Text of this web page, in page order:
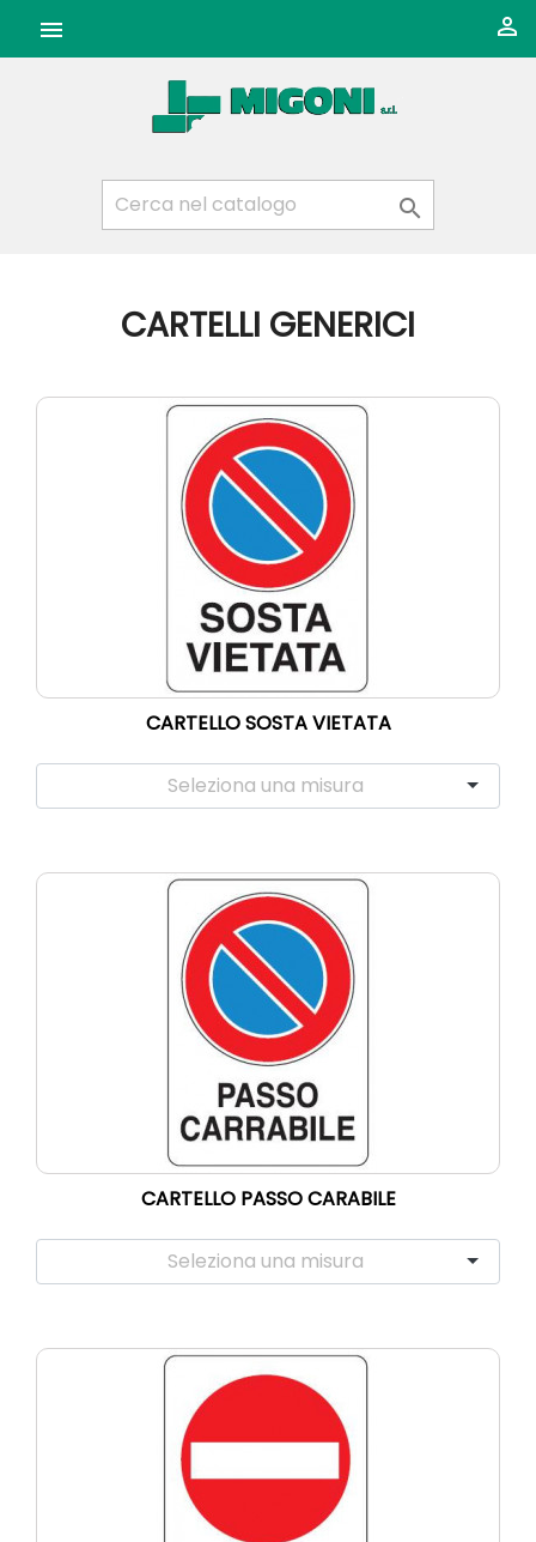
 

CARTELLI GENERICI
CARTELLO SOSTA VIETATA
CARTELLO PASSO CARABILE